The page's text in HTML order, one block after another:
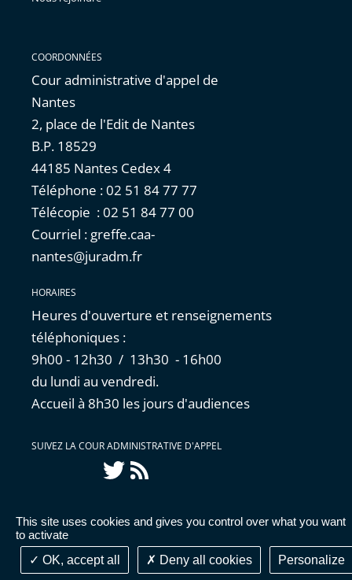
This site uses cookies and gives you control over what you want
to activate
OK, accept all
Deny all cookies Personalize
COORDONNÉES
Cour administrative d'appel de
Nantes
2, place de l'Edit de Nantes
B.P. 18529
44185 Nantes Cedex 4
Téléphone : 02 51 84 77 77
Télécopie : 02 51 84 77 00
Courriel : greffe.caa-
nantes@juradm.fr
HORAIRES
Heures d'ouverture et renseignements
téléphoniques :
9h00 - 12h30 / 13h30 - 16h00
du lundi au vendredi.
Accueil à 8h30 les jours d'audiences
SUIVEZ LA COUR ADMINISTRATIVE D'APPEL
Twitter
Flux
RSS
Accessibilité : partiellement conforme
Mentions
légales|Cookies Données personnelles